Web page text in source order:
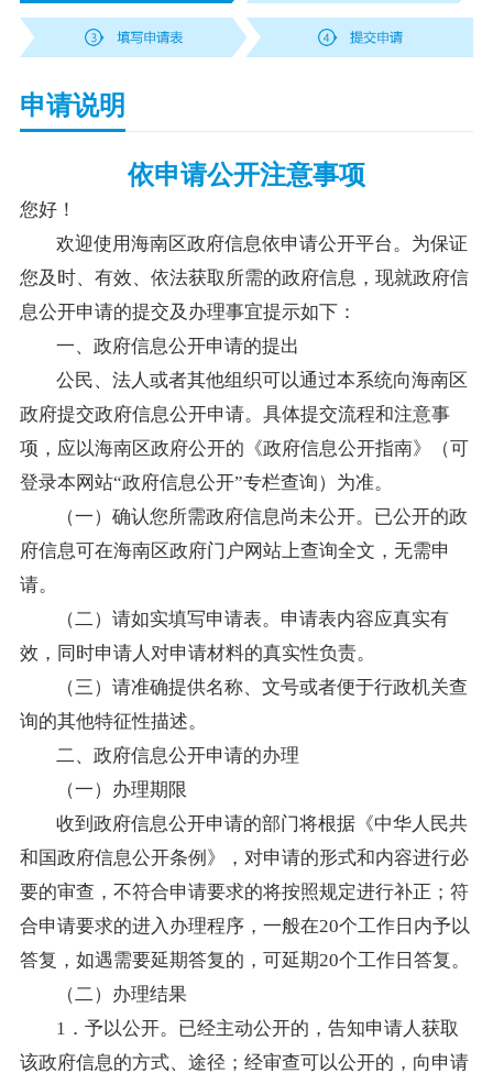
政务公开
政务服务
互动交流
数据发布
申请说明
依申请公开注意事项
您好！
欢迎使用海南区政府信息依申请公开平台。为保证
您及时、有效、依法获取所需的政府信息，现就政府信
息公开申请的提交及办理事宜提示如下：
一、政府信息公开申请的提出
公民、法人或者其他组织可以通过本系统向海南区
政府提交政府信息公开申请。具体提交流程和注意事
项，应以海南区政府公开的《政府信息公开指南》（可
登录本网站“政府信息公开”专栏查询）为准。
（一）确认您所需政府信息尚未公开。已公开的政
府信息可在海南区政府门户网站上查询全文，无需申
请。
（二）请如实填写申请表。申请表内容应真实有
效，同时申请人对申请材料的真实性负责。
（三）请准确提供名称、文号或者便于行政机关查
询的其他特征性描述。
二、政府信息公开申请的办理
（一）办理期限
收到政府信息公开申请的部门将根据《中华人民共
和国政府信息公开条例》，对申请的形式和内容进行必
要的审查，不符合申请要求的将按照规定进行补正；符
合申请要求的进入办理程序，一般在20个工作日内予以
答复，如遇需要延期答复的，可延期20个工作日答复。
（二）办理结果
1．予以公开。已经主动公开的，告知申请人获取
该政府信息的方式、途径；经审查可以公开的，向申请